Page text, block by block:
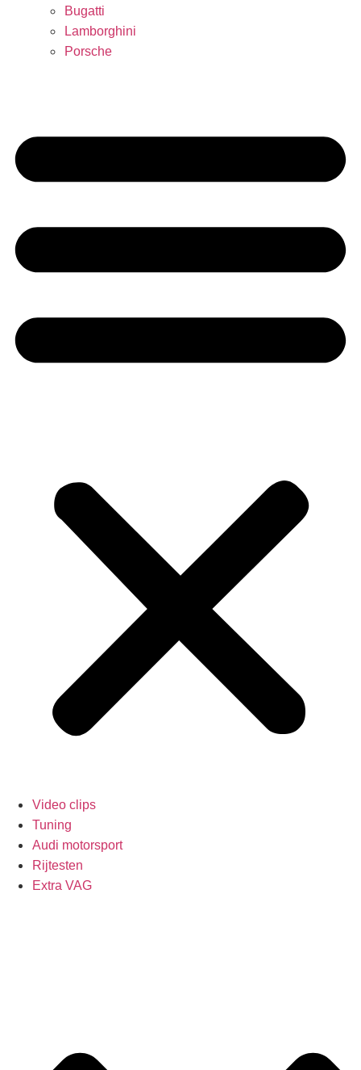
Bugatti
Lamborghini
Porsche
Video clips
Tuning
Audi motorsport
Rijtesten
Extra VAG